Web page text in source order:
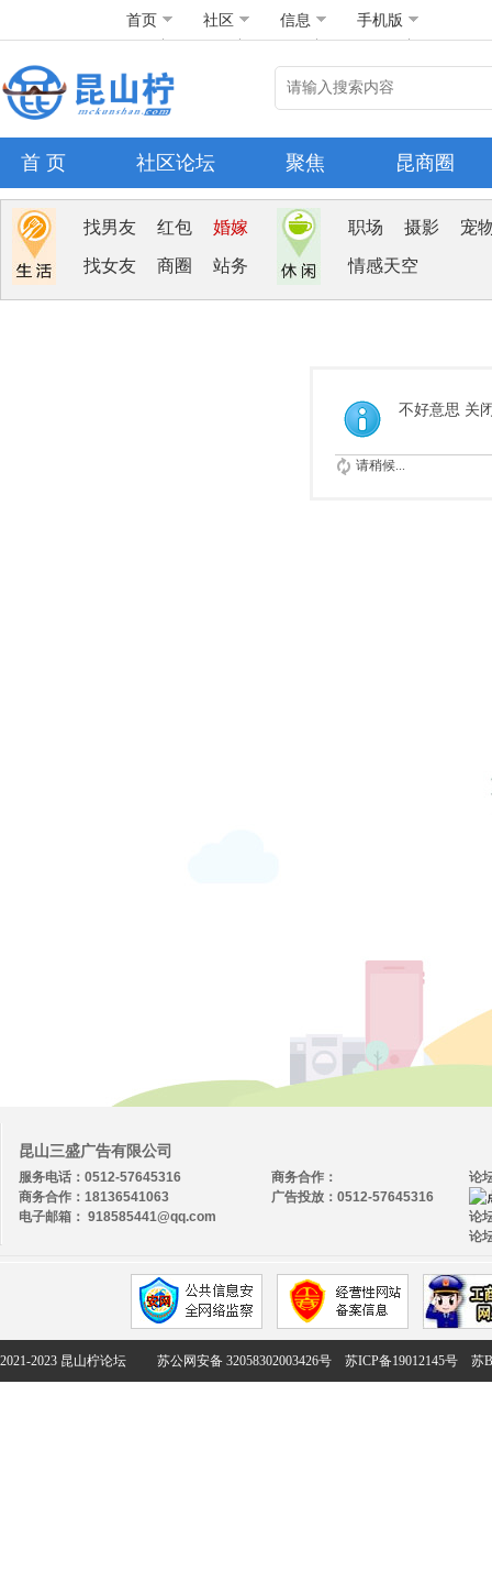
首页 社区 信息 手机版
首 页 社区论坛 聚焦 昆商圈
找男友 红包 婚嫁
找女友 商圈 站务
职场 摄影 宠
情感天空
不好意思 关
请稍候...
昆山三盛广告有限公司
服务电话：0512-57645316
商务合作：18136541063
电子邮箱： 918585441@qq.com
论
论
论
商务合作：
广告投放：0512-57645316
2021-2023 昆山柠论坛 苏公网安备 32058302003426号 苏ICP备19012145号 苏